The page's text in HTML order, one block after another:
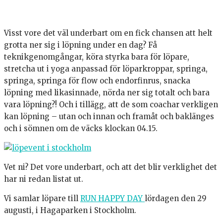
Visst vore det väl underbart om en fick chansen att helt
grotta ner sig i löpning under en dag? Få
teknikgenomgångar, köra styrka bara för löpare,
stretcha ut i yoga anpassad för löparkroppar, springa,
springa, springa för flow och endorfinrus, snacka
löpning med likasinnade, nörda ner sig totalt och bara
vara löpning?! Och i tillägg, att de som coachar verkligen
kan löpning – utan och innan och framåt och baklänges
och i sömnen om de väcks klockan 04.15.
Vet ni? Det vore underbart, och att det blir verklighet det
har ni redan listat ut.
Vi samlar löpare till RUN HAPPY DAY lördagen den 29
augusti, i Hagaparken i Stockholm.